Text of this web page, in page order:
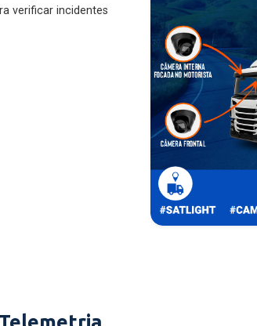
Telemetria